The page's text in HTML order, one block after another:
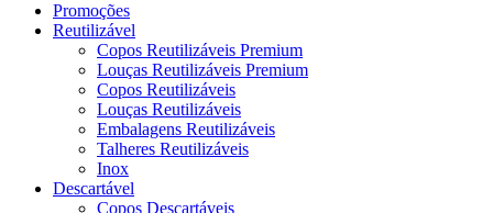
Promoções
Reutilizável
Copos Reutilizáveis Premium
Louças Reutilizáveis Premium
Copos Reutilizáveis
Louças Reutilizáveis
Embalagens Reutilizáveis
Talheres Reutilizáveis
Inox
Descartável
Copos Descartáveis